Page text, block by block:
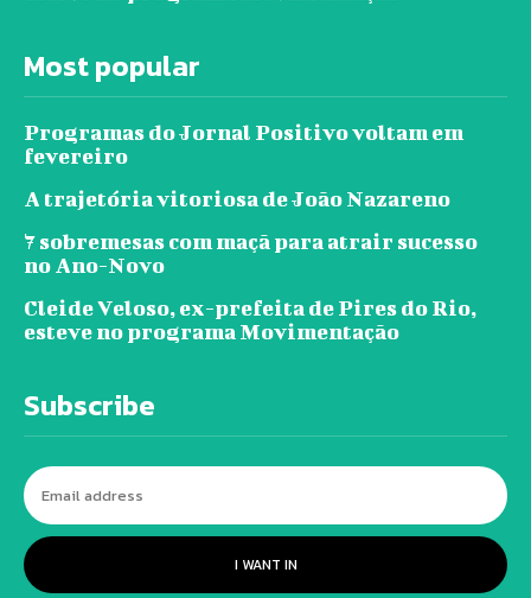
Most popular
Programas do Jornal Positivo voltam em
fevereiro
A trajetória vitoriosa de João Nazareno
7 sobremesas com maçã para atrair sucesso
no Ano-Novo
Cleide Veloso, ex-prefeita de Pires do Rio,
esteve no programa Movimentação
Subscribe
I WANT IN